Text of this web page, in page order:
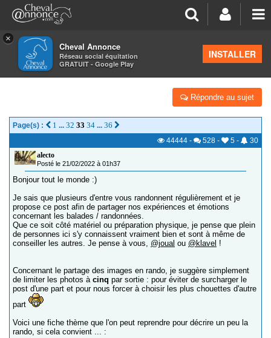
×
Cheval Annonce
Réseau social équitation
GRATUIT - Google Play
INSTALLER
>Salon de thé
NOS RANDOS- PARTAGE, CONSEILS, IMAGES !
Répondre au sujet
Page(s) : 1 ... 32 33 34 ... 36
44444 - 528 - 5 -
30
alecto
Posté le 21/02/2022 à 01h37
Bonjour tout le monde :)
Je sais que plusieurs d'entre vous randonnent régulièrement et je
propose ce post afin de partager nos expériences et émotions
concernant les balades / randonnées.
Que ce soit côté matériel ou préparation physique, je pense que plein
de personnes ici s'y connaissent vraiment bien et sont à même de
conseiller les autres. Je pense à vous, @joual ou @klavel !
Concernant le partage des images en rando, je suggère simplement
de limiter les photos à cinq par sortie : pour éviter de surcharger le
post d'une part et pour nous forcer à choisir les plus chouettes d'autre
part
Voici une fiche thème que l'on peut reprendre pour décrire un peu la
rando, si cela convient ... :